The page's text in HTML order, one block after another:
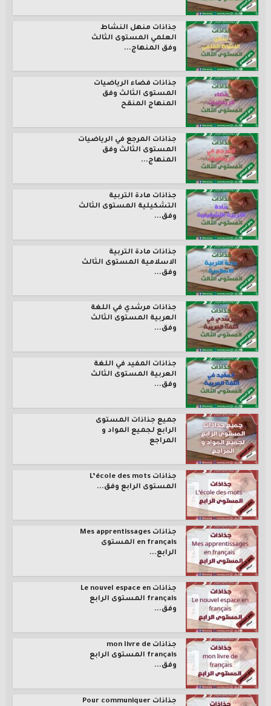
جذاذات منهل النشاط
العلمي المستوى الثالث
وفق المنهاج...
جذاذات فضاء الرياضيات
المستوى الثالث وفق
المنهاج المنقح
جذاذات المرجع في الرياضيات
المستوى الثالث وفق
المنهاج...
جذاذات مادة التربية
التشكيلية المستوى الثالث
وفق...
جذاذات مادة التربية
الاسلامية المستوى الثالث
وفق...
جذاذات مرشدي في اللغة
العربية المستوى الثالث
وفق...
جذاذات المفيد في اللغة
العربية المستوى الثالث
وفق...
جميع جذاذات المستوى
الرابع لجميع المواد و
المراجع
جذاذات L’école des mots
المستوى الرابع وفق...
جذاذات Mes apprentissages
en français المستوى
الرابع...
جذاذات Le nouvel espace en
français المستوى الرابع
وفق...
جذاذات mon livre de
français المستوى الرابع
وفق...
جذاذات Pour communiquer